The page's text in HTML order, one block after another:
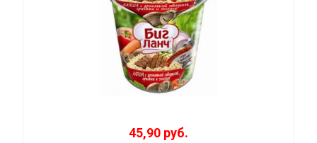
45,90 руб.